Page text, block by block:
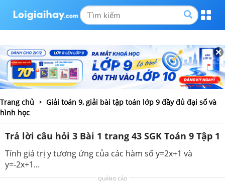
Trang chủ
Giải toán 9, giải bài tập toán lớp 9 đầy đủ đại số và
hình học
Trả lời câu hỏi 3 Bài 1 trang 43 SGK Toán 9 Tập 1
Tính giá trị y tương ứng của các hàm số y=2x+1 và
y=-2x+1...
QUẢNG CÁO